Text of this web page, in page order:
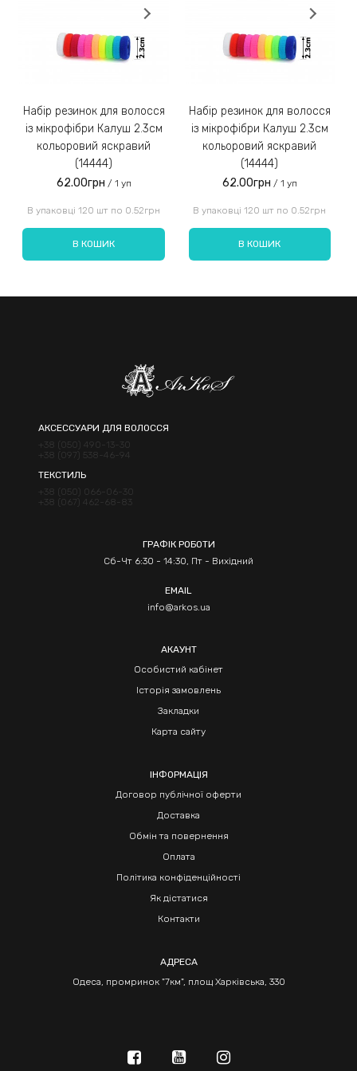
Замовлення післяплатою не надсилаємо!
Введіть код, вказаний на зображенні:
Набір резинок для волосся
із мікрофібри Калуш 2.3см
кольоровий яскравий
(14444)
62.00грн / 1 уп
В упаковці 120 шт по 0.52грн
В КОШИК
Набір резинок для волосся
із мікрофібри Калуш 2.3см
кольоровий яскравий
(14444)
62.00грн / 1 уп
В упаковці 120 шт по 0.52грн
В КОШИК
АКСЕССУАРИ ДЛЯ ВОЛОССЯ
+38 (050) 490-13-30
+38 (097) 538-46-94
ТЕКСТИЛЬ
+38 (050) 066-06-30
+38 (067) 462-68-83
ГРАФІК РОБОТИ
Сб-Чт 6:30 - 14:30, Пт - Вихідний
EMAIL
info@arkos.ua
АКАУНТ
Особистий кабінет
Історія замовлень
Закладки
Карта сайту
ІНФОРМАЦІЯ
Договор публічної оферти
Доставка
Обмін та повернення
Оплата
Політика конфіденційності
Як дістатися
Контакти
АДРЕСА
Одеса, промринок "7км", площ Харківська, 330